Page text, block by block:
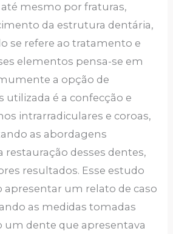
mesmo por fraturas,
da estrutura dentária,
se refere ao tratamento e
elementos pensa-se em
a opção de
é a confecção e
intrarradiculares e coroas,
as abordagens
restauração desses dentes,
resultados. Esse estudo
apresentar um relato de caso
as medidas tomadas
um dente que apresentava